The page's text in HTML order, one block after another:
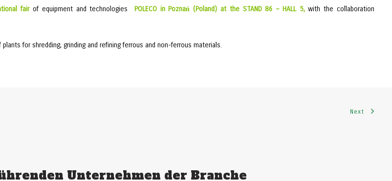
fair of equipment and technologies POLECO in Poznań (Poland) at the STAND 86 – HALL 5,with the collaboration
for shredding, grinding and refining ferrous and non-ferrous materials.
Next
Unternehmen der Branche